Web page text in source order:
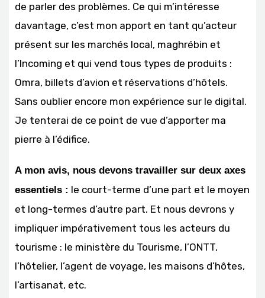
de parler des problèmes. Ce qui m’intéresse
davantage, c’est mon apport en tant qu’acteur
présent sur les marchés local, maghrébin et
l’Incoming et qui vend tous types de produits :
Omra, billets d’avion et réservations d’hôtels.
Sans oublier encore mon expérience sur le digital.
Je tenterai de ce point de vue d’apporter ma
pierre à l’édifice.
A mon avis, nous devons travailler sur deux axes
essentiels : le court-terme d’une part et le moyen
et long-termes d’autre part. Et nous devrons y
impliquer impérativement tous les acteurs du
tourisme : le ministère du Tourisme, l’ONTT,
l’hôtelier, l’agent de voyage, les maisons d’hôtes,
l’artisanat, etc.